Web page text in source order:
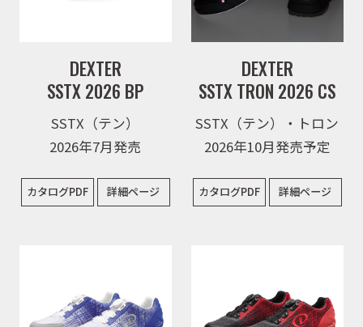
DEXTER
SSTX 2026 BP
SSTX（テン）
2026年7月発売
カタログPDF 詳細ページ
DEXTER
SSTX TRON 2026 CS
SSTX（テン）・トロン
2026年10月発売予定
カタログPDF 詳細ページ